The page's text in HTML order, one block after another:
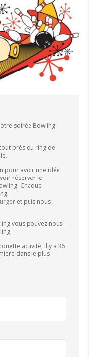
soirée Bowling
près du ring de
pour avoir une idée
réserver le
Chaque
et puis nous
vous pouvez nous
activité; il y a 36
dans le plus